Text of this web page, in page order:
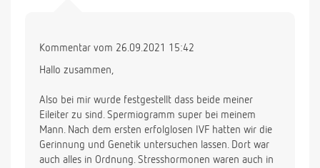
Kommentar vom 26.09.2021 15:42
Hallo zusammen,
Also bei mir wurde festgestellt dass beide meiner
Eileiter zu sind. Spermiogramm super bei meinem
Mann. Nach dem ersten erfolglosen IVF hatten wir die
Gerinnung und Genetik untersuchen lassen. Dort war
auch alles in Ordnung. Stresshormonen waren auch in